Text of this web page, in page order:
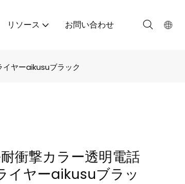
リソース お問い合わせ
ヤーaikusuブラック
衝撃カラー透明電話
イヤーaikusuブラッ